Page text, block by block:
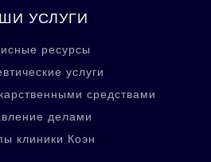
УСЛУГИ
ресурсы
услуги
средствами
делами
клиники Коэн